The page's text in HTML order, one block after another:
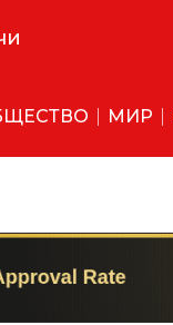
МИР